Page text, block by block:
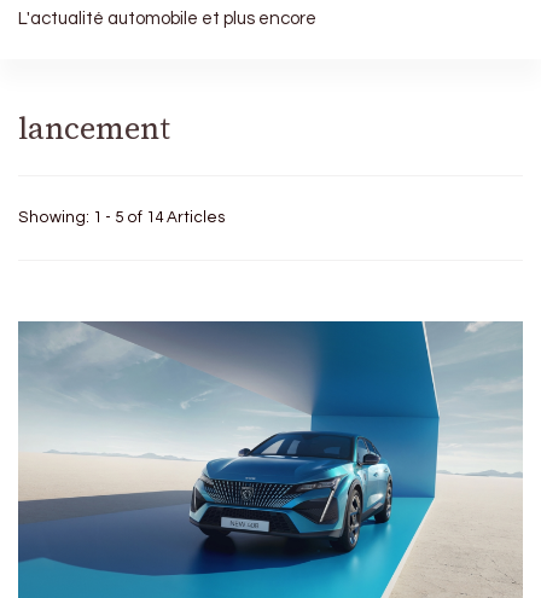
L'actualité automobile et plus encore
lancement
Showing: 1 - 5 of 14 Articles